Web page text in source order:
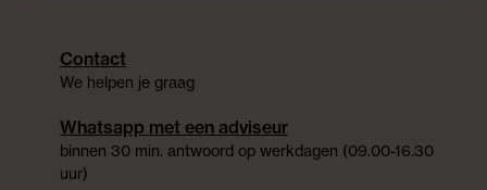
Contact
We helpen je graag
Whatsapp met een adviseur
binnen 30 min. antwoord op werkdagen (09.00-16.30
uur)